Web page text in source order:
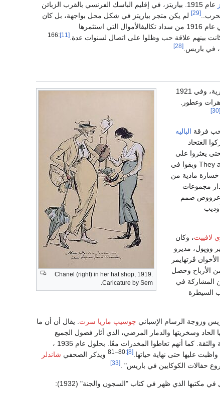
عام 1915. بياريتز، في إقليم الباسك الفرنسي بالقرب الزبائن
[29]
لم يكن متجر بياريتز في شكل محل بواجهة، بل كان
عبارة عن ڤيلا أمام الكازينو. بعد عام على افتتاحه ثبت أن العمل مربح للغاية لدرجة أن شانيل تمكنت في عام 1916 من سداد تكاليفالأموال التي استثمرها
بينهم علاقة حب وظلوا على اتصال لسنوات عدة.[11]
:166
[28]
Chanel (right) in her hat shop, 1919.
Caricature by Sem.
في عام 1918، قامت شانيل بشراء المبنى الواقع في 31 شارع كامبون،، وأهو أكثر ضواحي باريس عصرية، وفي 1921
وعطور.
[30]
فرقة الباليه
الغتحاد
يعثروا على
وبقوا في
خسارة مادية من
مجموعات
عرووض صمم
لافييت، وكان
پيير ووپول، مديرو
الأخوان ڤرتهايمر
لدعن تمويل المنتج والتسويق إليه وتوزيعه. وحصل الأخوان على نسبة 70% من الأرباح وحصل
من المشاركة في
السيطرة
وزوجة الرسام الإسباني چوسيپ ماريا سرت . يقال أن أن ما
الحاد وسخريتها والدمار المرضي، الذي أثار فضول الجميع
كانت كلتا المرأتين متعلمتين في الدير، وكانت صداقتهما مبنية على الاهتمامات المشتركة والثقة. كما أنهم تعاطوا المخدرات معًا. بحلول عام 1935 ،
عليها حتى نهاية حياتها. [8]
:80–81 ويذكر الصحفي شاندلر
حفالات الكوكايين في باريس" . [33]
مكتبها الذي ظهر في كتاب "السجون والجنة" (1932):